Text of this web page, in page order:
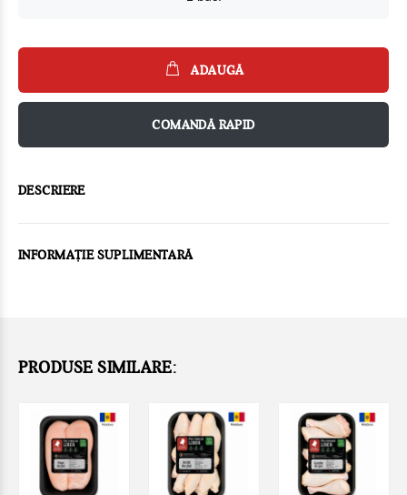
ADAUGĂ
COMANDĂ RAPID
DESCRIERE
INFORMAȚIE SUPLIMENTARĂ
PRODUSE SIMILARE: